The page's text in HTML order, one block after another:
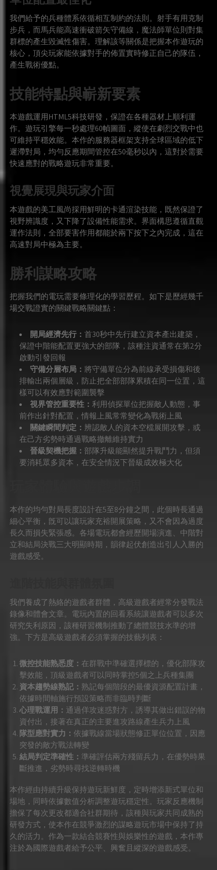
我們給予的兵種體系依循相互制約的法則。射手有用克制
步兵，而馬兵能高速衝破箭矢守備線，魔法師單位則對集
群標的產生毀滅性傷害。理解該等關係是把握本作遊玩的
核心，頂尖玩家能依據對手的佈置實時修正自己的隊伍，
產生戰術優點。
技能特點與嶄新要素
本遊戲運用HTML5科技研發，保證在各種器材上順利運
作。遊玩引擎每一秒處理60幀圖面，縱使在劇烈交戰中也
可維持平穩效能。本作的服務器框架支持全球區域的低下
遲滯對局，均勻反應期間管控在50毫秒以內，這對於需要
快速應對的戰略遊玩非常重要。
視覺展現與玩家介面
本遊戲的美工風尚採用鮮明的卡通渲染技能，既然保證了
視野辨識度，又下降了設備性能需求。界面構思遵循直觀
運作法則，全部要害作用都能於兩下按下之內完成，這在
高速對局中極為主要。
勝利謀略攻略
把握我們的電玩需要條理化的學習歷程。如下是歷經幾千
場交戰證實的關鍵戰略關鍵點：
開局經濟先行： 首30秒中先行建立資本產出建築，
保證中階能配置更強大的部隊，該種注資通常在第2分
啟動引發回報
守備分層布局： 將守備單位分為前線承受損傷和後
排輸出兩個層級，防止把全部部隊累積在同一位置，這
樣可以有效應對範圍襲擊
視界管控重要性： 利用偵探單位把握敵人動態，事
前作出針對配置，情報上風常常變化為戰術上風
關鍵瞬間判定： 辨認敵人的資本空檔展開攻擊，或
在己方劣勢時通過戰略撤離維持實力
晉級契機把握： 部隊升級能顯然提升戰鬥力，但須
要消耗眾多資本，在安全情況下晉級成效極大化
本作的均勻對局長度設計在5至8分鐘之間，此個時長通過
細心平衡，旣可以讓玩家充裕開展策略，又不會因為過度
長久而損失緊張感。各場電玩都會經歷開場演進、中階對
立和結局決戰三大明顯時期，韻律起伏創造出引人入勝的
遊戲感受。
我們養成了熱絡的遊戲者群體，高級遊戲者經常分發戰法
錄像和體會文章。電玩內置的回看系統讓遊戲者可以多次
研究失利原因，該種研習機制推動了總體競技水準的增
強。下方是高級遊戲者必須掌握的技藝列表：
微控技能熟悉度： 在群戰中準確選擇標的，優化部隊攻
擊效能，頂級遊戲者可以同時掌控5個之上兵種集團
資本趨勢線熟記： 熟記每個階段的最優資源配置計畫，
依據時間軸施行預設策略而非臨時判斷
心理戰運用： 通過佯攻迷惑對方，誘導其做出錯誤的物
資付出，接著在真正的主要進攻路線產生兵力上風
隊型應對實力： 依據戰線當場狀態修正單位位置，因應
突發的敵方戰法轉變
結局判定準確性： 準確評估兩方殘留兵力，在優勢時果
斷推進，劣勢時尋找逆轉時機
本作經由持續升級保持遊玩新鮮度，定時增添新式單位和
場地，同時依據數值分析調整遊玩穩定性。玩家反應機制
擔保了每次更改都適合社群期待，該種與玩家共同成熟的
研發方式，使本作在競爭激烈的謀略遊玩市場中保持了持
久的活力。作為一款結合競賽性與娛樂性的遊戲，本作專
注於為國際遊戲者給予公平、興奮且縱深的遊戲感受。